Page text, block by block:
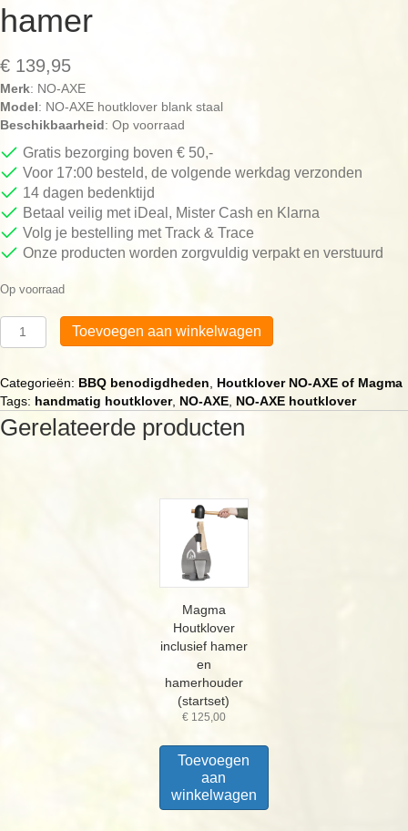
hamer
€ 139,95
Merk: NO-AXE
Model: NO-AXE houtklover blank staal
Beschikbaarheid: Op voorraad
Gratis bezorging boven € 50,-
Voor 17:00 besteld, de volgende werkdag verzonden
14 dagen bedenktijd
Betaal veilig met iDeal, Mister Cash en Klarna
Volg je bestelling met Track & Trace
Onze producten worden zorgvuldig verpakt en verstuurd
Op voorraad
“Blank
Stalen”
van
NO-
AXE
met
Toevoegen aan winkelwagen
Categorieën: BBQ benodigdheden
Houtklover NO-AXE of Magma
Tags: handmatig houtklover, NO-AXE NO-AXE houtklover
Gerelateerde producten
Magma
Houtklover
inclusief hamer
en
hamerhouder
(startset)
€125,00
Toevoegen
aan
winkelwagen